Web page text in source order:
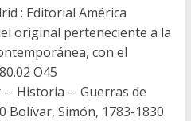
: Editorial América
original perteneciente a la
con el
O45
-- Historia -- Guerras de
Bolívar, Simón, 1783-1830